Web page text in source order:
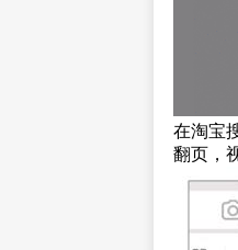
在淘宝
翻页，